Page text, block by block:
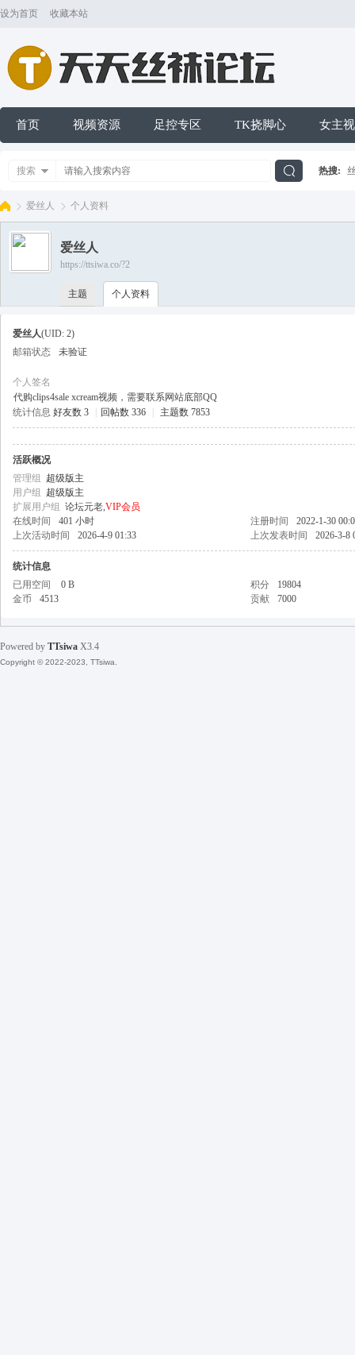
设为首页 收藏本站
首页 视频资源 足控专区 TK挠脚心 女主
搜索 热搜:
›
爱丝人 个人资料
爱丝人
https://ttsiwa.co/?2
主题 个人资料
爱丝人(UID: 2)
邮箱状态
未验证
个人签名
代购clips4sale xcream视频，需要联系网站底部QQ
统计信息 好友数 3 回帖数 336 主题数 7853
活跃概况
管理组 超级版主
用户组 超级版主
扩展用户组 论坛元老,VIP会员
在线时间
401 小时 注册时间
2022-1-30
上次活动时间
2026-4-9 01:33 上次发表时间 2026-3-8
统计信息
已用空间
0 B 积分
19804
金币
4513 贡献 7000
Powered by TTsiwa X3.4
Copyright © 2022-2023, TTsiwa.